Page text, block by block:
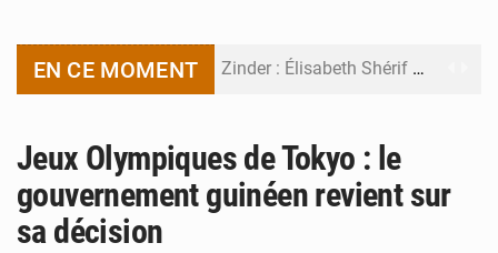
EN CE MOMENT Zinder : Élisabeth Shérif visite l’école Birni Garçon
Jeux Olympiques de Tokyo : le
gouvernement guinéen revient sur
sa décision